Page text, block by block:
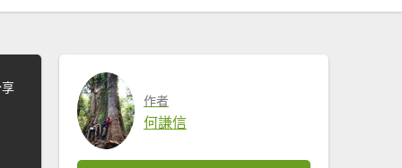
作者
何謙信